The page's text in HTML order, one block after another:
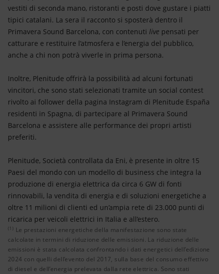
vestiti di seconda mano, ristoranti e posti dove gustare i piatti
tipici catalani. La sera il racconto si sposterà dentro il
Primavera Sound Barcelona, con contenuti live pensati per
catturare e restituire l’atmosfera e l’energia del pubblico,
anche a chi non potrà viverle in prima persona.
Inoltre, Plenitude offrirà la possibilità ad alcuni fortunati
vincitori, che sono stati selezionati tramite un social contest
rivolto ai follower della pagina Instagram di Plenitude España
residenti in Spagna, di partecipare al Primavera Sound
Barcelona e assistere alle performance dei propri artisti
preferiti.
Plenitude, Società controllata da Eni, è presente in oltre 15
Paesi del mondo con un modello di business che integra la
produzione di energia elettrica da circa 6 GW di fonti
rinnovabili, la vendita di energia e di soluzioni energetiche a
oltre 11 milioni di clienti ed un’ampia rete di 23.000 punti di
ricarica per veicoli elettrici in Italia e all’estero.
Le prestazioni energetiche della manifestazione sono
(1) Le prestazioni energetiche della manifestazione sono state
calcolate in termini di riduzione delle emissioni. La riduzione delle
emissioni è stata calcolata confrontando i dati energetici dell’edizione
2024 con quelli dell’evento del 2017, sulla base del consumo effettivo
di diesel e dell’energia prelevata dalla rete elettrica. Sono stati